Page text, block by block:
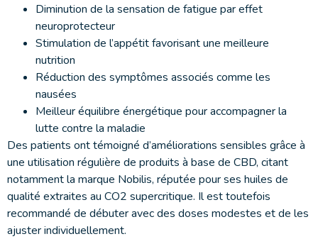
Diminution de la sensation de fatigue par effet
neuroprotecteur
Stimulation de l’appétit favorisant une meilleure
nutrition
Réduction des symptômes associés comme les
nausées
Meilleur équilibre énergétique pour accompagner la
lutte contre la maladie
Des patients ont témoigné d’améliorations sensibles grâce à
une utilisation régulière de produits à base de CBD, citant
notamment la marque Nobilis, réputée pour ses huiles de
qualité extraites au CO2 supercritique. Il est toutefois
recommandé de débuter avec des doses modestes et de les
ajuster individuellement.